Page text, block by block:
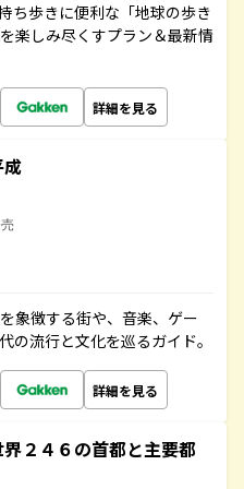
ち歩きに便利な「地球の歩き
楽しみ尽くすプラン＆最新情
詳細を見る
象徴する街や、音楽、ゲー
の流行と文化を巡るガイド。
詳細を見る
２４６の首都と主要都